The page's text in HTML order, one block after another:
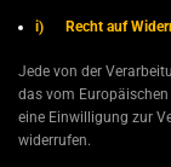
i) Recht auf
Jede von der
das vom
eine Einwilligung zur
widerrufen.